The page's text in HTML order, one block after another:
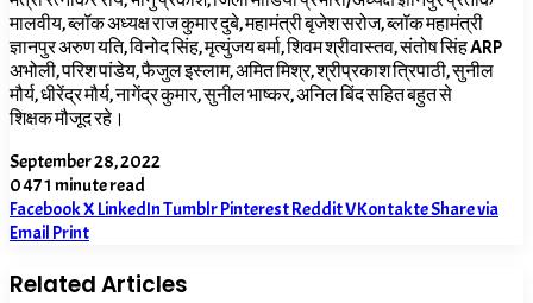
मालवीय,ब्लॉक अध्यक्ष राज कुमार दुबे,महामंत्री बृजेश सरोज,ब्लॉक महामंत्री
ज्ञानपुर अरुण यति,विनोद सिंह,मृत्युंजय बर्मा,शिवम श्रीवास्तव,संतोष सिंहARP
अभोली,परिश पांडेय,फैजुल इस्लाम,अमित मिश्र,श्रीप्रकाश त्रिपाठी,सुनील
मौर्य,धीरेंद्र मौर्य,नागेंद्र कुमार,सुनील भाष्कर,अनिल बिंद सहित बहुत से
शिक्षकमौजूदरहे।
September 28, 2022
0471 minute read
FacebookXLinkedInTumblrPinterestRedditVKontakteShare via
Email Print
Related Articles